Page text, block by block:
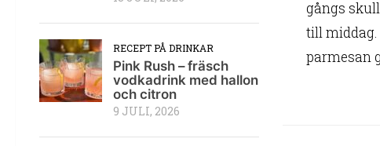
gångs
till
parmesan
RECEPT PÅ DRINKAR
Pink Rush – fräsch
vodkadrink med hallon
och citron
9 JULI, 2026